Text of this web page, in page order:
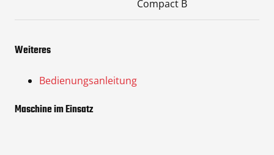
Compact B
Weiteres
Bedienungsanleitung
Maschine im Einsatz